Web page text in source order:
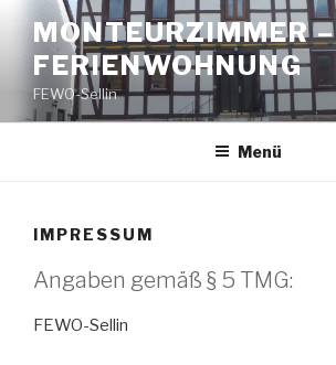
Inhalt
springen
MONTEURZIMMER –
FERIENWOHNUNG
FEWO-Sellin
Menü
IMPRESSUM
Angaben gemäß § 5 TMG:
FEWO-Sellin